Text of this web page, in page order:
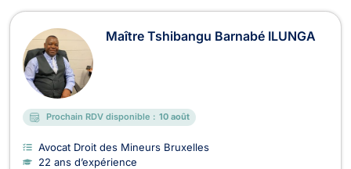
Maître Tshibangu Barnabé ILUNGA
Prochain RDV disponible : 10 août
Avocat Droit des Mineurs Bruxelles
22 ans d’expérience